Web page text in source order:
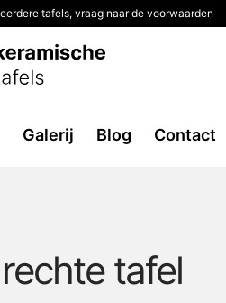
tafels, vraag naar de voorwaarden
Galerij Blog Contact
tafel